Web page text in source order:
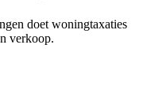
doet woningtaxaties
verkoop.